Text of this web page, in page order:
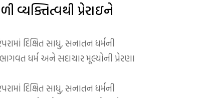
વ્યક્તિત્વથી પ્રેરાઇને
દિક્ષિત સાધુ, સનાતન ધર્મની
ધર્મ અને સદાચાર મૂલ્યોની પ્રેરણા
દિક્ષિત સાધુ, સનાતન ધર્મની